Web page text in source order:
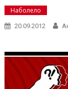
Наболело
20.09.2012